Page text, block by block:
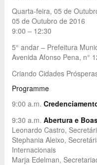
Quarta-feira, 05 de
05 de Outubro de 2016
9:00 – 12:30
5° andar – Prefeitura
Avenida Afonso Pena, n°
Criando Cidades
Programme
9:00 a.m.
9:30 a.m. Abertura e
Leonardo Castro,
Stephania Aleixo,
Internacionais
Marja Edelman,